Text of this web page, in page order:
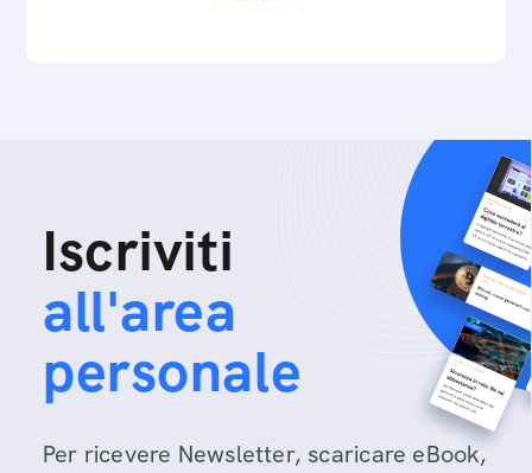
Iscriviti
all'area
personale
Per ricevere Newsletter, scaricare eBook,